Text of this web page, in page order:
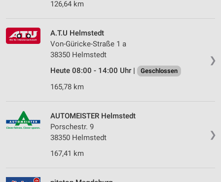
126,64 km
❯
A.T.U Helmstedt
Von-Güricke-Straße 1 a
38350 Helmstedt
Heute 08:00 - 14:00 Uhr |
Geschlossen
165,78 km
❯
AUTOMEISTER Helmstedt
Porschestr. 9
38350 Helmstedt
167,41 km